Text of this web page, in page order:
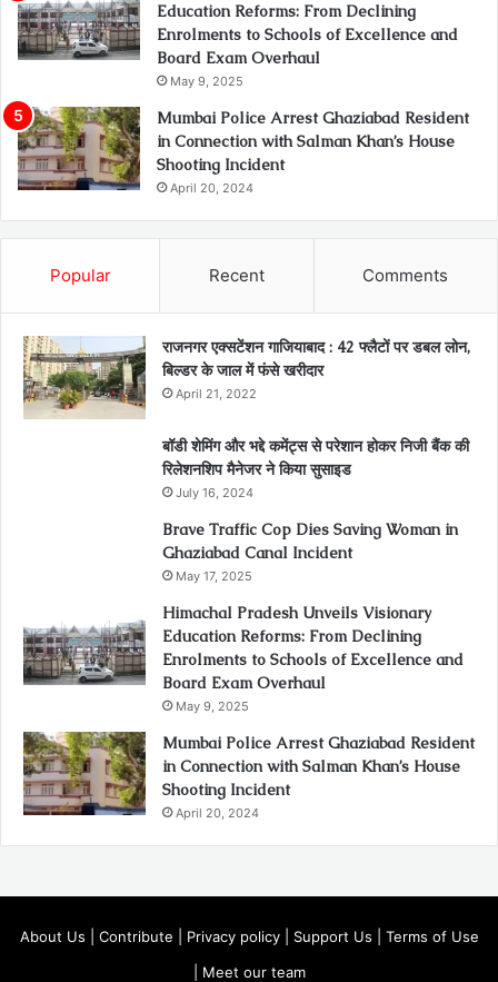
Education Reforms: From Declining
Enrolments to Schools of Excellence and
Board Exam Overhaul
May 9, 2025
Mumbai Police Arrest Ghaziabad Resident
in Connection with Salman Khan’s House
Shooting Incident
April 20, 2024
Popular Recent Comments
राजनगर एक्सटेंशन गाजियाबाद : 42 फ्लैटों पर डबल लोन,
बिल्डर के जाल में फंसे खरीदार
April 21, 2022
बॉडी शेमिंग और भद्दे कमेंट्स से परेशान होकर निजी बैंक की
रिलेशनशिप मैनेजर ने किया सुसाइड
July 16, 2024
Brave Traffic Cop Dies Saving Woman in
Ghaziabad Canal Incident
May 17, 2025
Himachal Pradesh Unveils Visionary
Education Reforms: From Declining
Enrolments to Schools of Excellence and
Board Exam Overhaul
May 9, 2025
Mumbai Police Arrest Ghaziabad Resident
in Connection with Salman Khan’s House
Shooting Incident
April 20, 2024
About Us Contribute Privacy policy| Support Us
Terms of Use
Meet our team